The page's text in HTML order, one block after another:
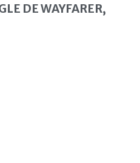
DE WAYFARER,